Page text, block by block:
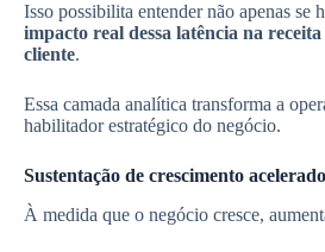
Isso possibilita entender não apenas se
impacto real dessa latência na
cliente.
Essa camada analítica transforma a
habilitador estratégico do negócio.
Sustentação de crescimento acelerado
À medida que o negócio cresce,